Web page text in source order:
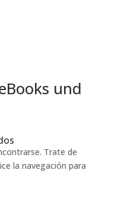
und
Trate de
la navegación para